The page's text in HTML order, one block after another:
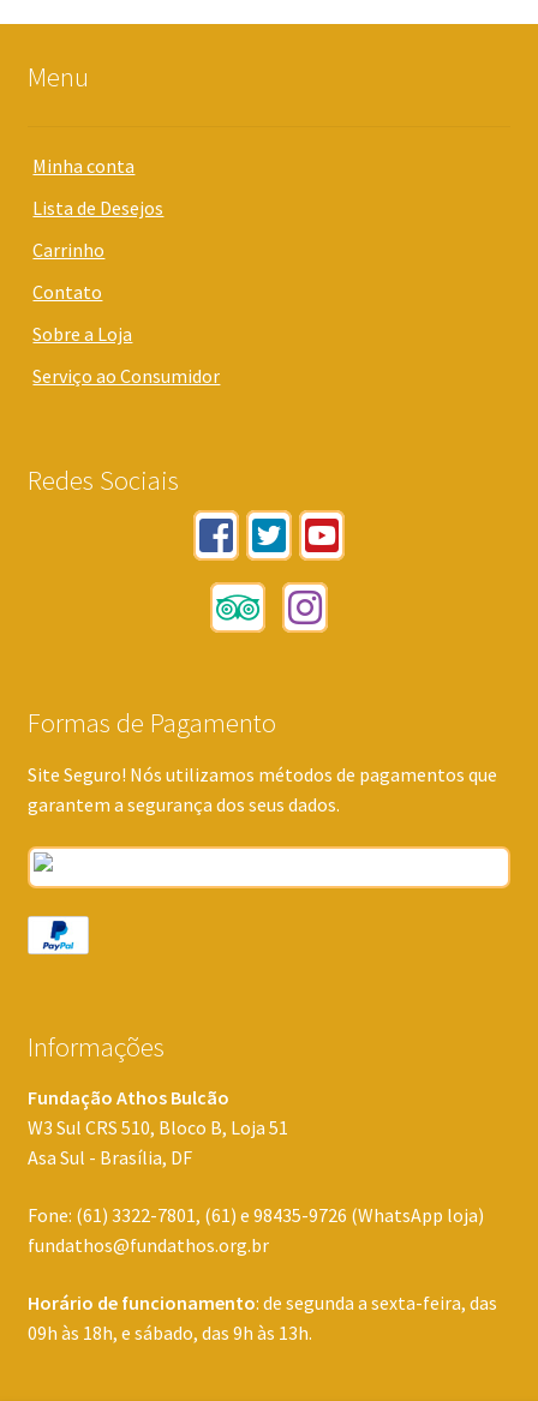
Menu
Minha conta
Lista de Desejos
Carrinho
Contato
Sobre a Loja
Serviço ao Consumidor
Redes Sociais
Formas de Pagamento
Site Seguro! Nós utilizamos métodos de pagamentos que
garantem a segurança dos seus dados.
Informações
Fundação Athos Bulcão
W3 Sul CRS 510, Bloco B, Loja 51
Asa Sul - Brasília, DF
Fone: (61) 3322-7801, (61) e 98435-9726 (WhatsApp loja)
fundathos@fundathos.org.br
Horário de funcionamento: de segunda a sexta-feira, das
09h às 18h, e sábado, das 9h às 13h.